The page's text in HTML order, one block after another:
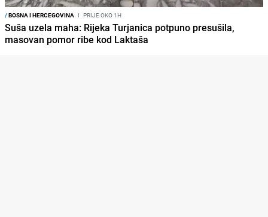
/BOSNA I HERCEGOVINA I PRIJE OKO 1H
Suša uzela maha: Rijeka Turjanica potpuno presušila,
masovan pomor ribe kod Laktaša